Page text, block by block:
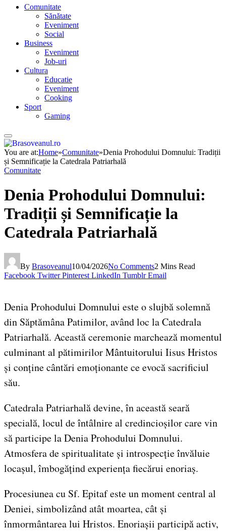
Comunitate
Sănătate
Eveniment
Social
Business
Eveniment
Job-uri
Cultura
Educatie
Eveniment
Cooking
Sport
Gaming
You are at:Home»Comunitate»Denia Prohodului Domnului: Tradiții
și Semnificație la Catedrala Patriarhală
Comunitate
Denia Prohodului Domnului:
Tradiții și Semnificație la
Catedrala Patriarhală
By Brasoveanul10/04/2026No Comments2 Mins Read
Facebook Twitter Pinterest LinkedIn Tumblr Email
Denia Prohodului Domnului este o slujbă solemnă
din Săptămâna Patimilor, având loc la Catedrala
Patriarhală. Această ceremonie marchează momentul
culminant al pătimirilor Mântuitorului Iisus Hristos
și conține cântări emoționante ce evocă sacrificiul
său.
Catedrala Patriarhală devine, în această seară
specială, locul de întâlnire al credincioșilor care vin
să participe la Denia Prohodului Domnului.
Atmosfera de spiritualitate și introspecție învăluie
locașul, îmbogățind experiența fiecărui enoriaș.
Procesiunea cu Sf. Epitaf este un moment central al
Deniei, simbolizând atât moartea, cât și
înmormântarea lui Hristos. Enoriașii participă activ,